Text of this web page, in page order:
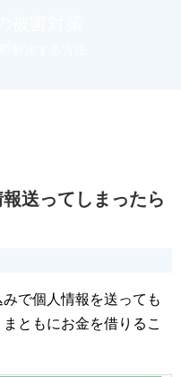
送ってしまったら
で個人情報を送っても
ともにお金を借りるこ